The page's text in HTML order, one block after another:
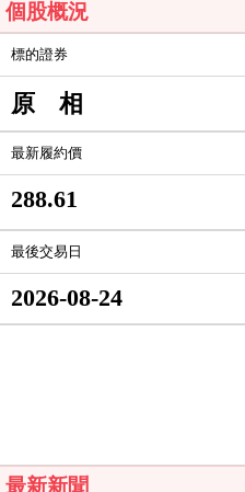
個股概況
標的證券
原 相
最新履約價
288.61
最後交易日
2026-08-24
最新新聞